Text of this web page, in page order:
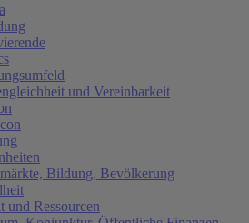
und Vereinbarkeit
Bildung, Bevölkerung
und Ressourcen